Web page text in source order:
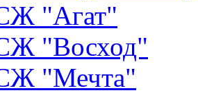
"Агат"
"Восход"
"Мечта"